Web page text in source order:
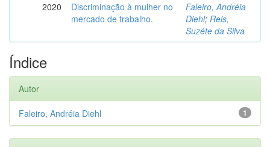
2020
Discriminação à mulher no
mercado de trabalho.
Faleiro, Andréia
Diehl; Reis,
Suzéte da Silva
Índice
Autor
1
Faleiro, Andréia Diehl